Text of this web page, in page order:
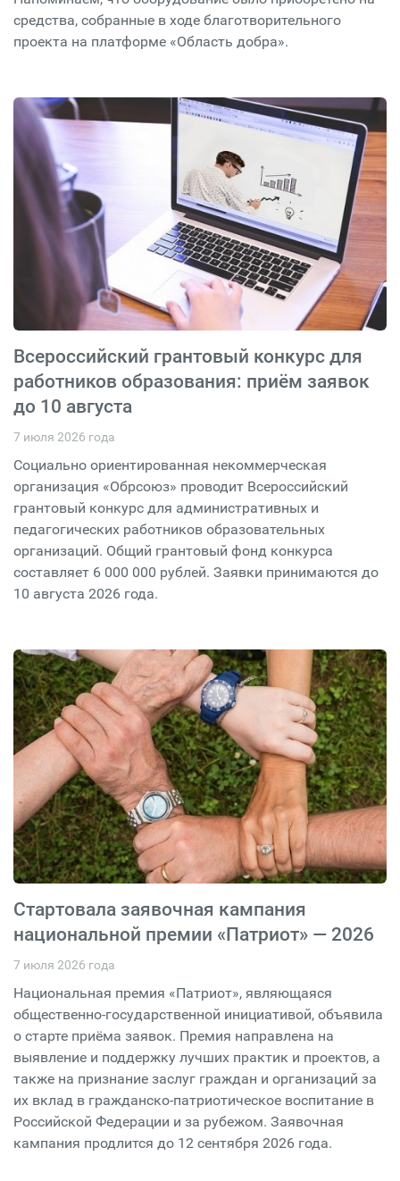
средства, собранные в ходе благотворительного
проекта на платформе «Область добра».
Всероссийский грантовый конкурс для
работников образования: приём заявок
до 10 августа
7 июля 2026 года
Социально ориентированная некоммерческая
организация «Обрсоюз» проводит Всероссийский
грантовый конкурс для административных и
педагогических работников образовательных
организаций. Общий грантовый фонд конкурса
составляет 6 000 000 рублей. Заявки принимаются до
10 августа 2026 года.
Стартовала заявочная кампания
национальной премии «Патриот» — 2026
7 июля 2026 года
Национальная премия «Патриот», являющаяся
общественно-государственной инициативой, объявила
о старте приёма заявок. Премия направлена на
выявление и поддержку лучших практик и проектов, а
также на признание заслуг граждан и организаций за
их вклад в гражданско-патриотическое воспитание в
Российской Федерации и за рубежом. Заявочная
кампания продлится до 12 сентября 2026 года.